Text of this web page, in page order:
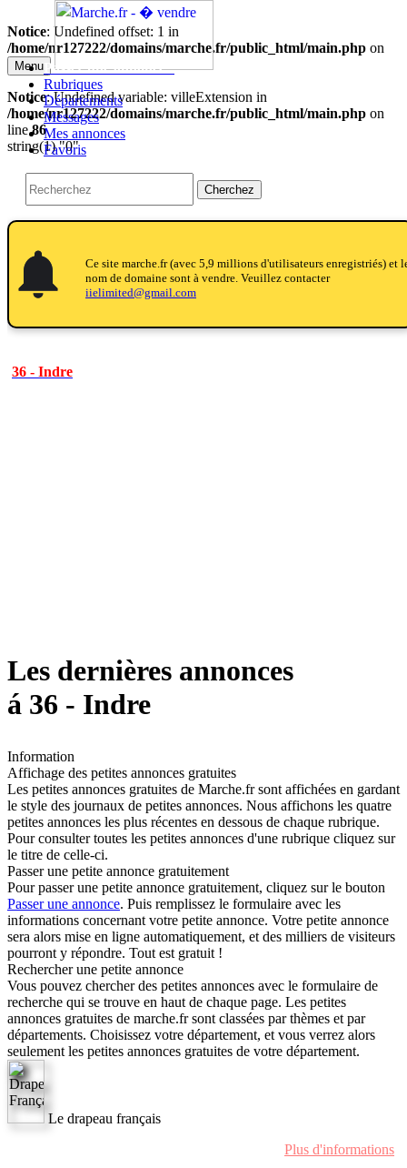
Notice: Undefined offset: 1 in
/home/nr127222/domains/marche.fr/public_html/main.php on
line27
Notice: Undefined variable: villeExtension in
/home/nr127222/domains/marche.fr/public_html/main.php on
line86
string(1) "0"
Menu Passer une annonce!!
Rubriques
Départements
Messages
Mes annonces
Favoris
Cherchez
notifications
notifications
Ce site marche.fr (avec 5,9 millions d'utilisateurs enregistriés) et
nom de domaine sont à vendre. Veuillez contacter
iielimited@gmail.com
36 - Indre
Les dernières annonces
á 36 - Indre
Information
Affichage des petites annonces gratuites
Les petites annonces gratuites de Marche.fr sont affichées en gardant
le style des journaux de petites annonces. Nous affichons les quatre
petites annonces les plus récentes en dessous de chaque rubrique.
Pour consulter toutes les petites annonces d'une rubrique cliquez sur
le titre de celle-ci.
Passer une petite annonce gratuitement
Pour passer une petite annonce gratuitement, cliquez sur le bouton
Passer une annonce. Puis remplissez le formulaire avec les
informations concernant votre petite annonce. Votre petite annonce
sera alors mise en ligne automatiquement, et des milliers de visiteurs
pourront y répondre. Tout est gratuit !
Rechercher une petite annonce
Vous pouvez chercher des petites annonces avec le formulaire de
recherche qui se trouve en haut de chaque page. Les petites
annonces gratuites de marche.fr sont classées par thèmes et par
départements. Choisissez votre département, et vous verrez alors
seulement les petites annonces gratuites de votre département.
Le drapeau français
Plus d'informations